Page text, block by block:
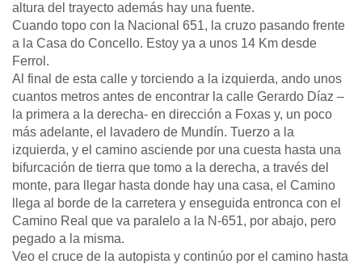
altura del trayecto además hay una fuente.
Cuando topo con la Nacional 651, la cruzo pasando frente
a la Casa do Concello. Estoy ya a unos 14 Km desde
Ferrol.
Al final de esta calle y torciendo a la izquierda, ando unos
cuantos metros antes de encontrar la calle Gerardo Díaz –
la primera a la derecha- en dirección a Foxas y, un poco
más adelante, el lavadero de Mundín. Tuerzo a la
izquierda, y el camino asciende por una cuesta hasta una
bifurcación de tierra que tomo a la derecha, a través del
monte, para llegar hasta donde hay una casa, el Camino
llega al borde de la carretera y enseguida entronca con el
Camino Real que va paralelo a la N-651, por abajo, pero
pegado a la misma.
Veo el cruce de la autopista y continúo por el camino hasta